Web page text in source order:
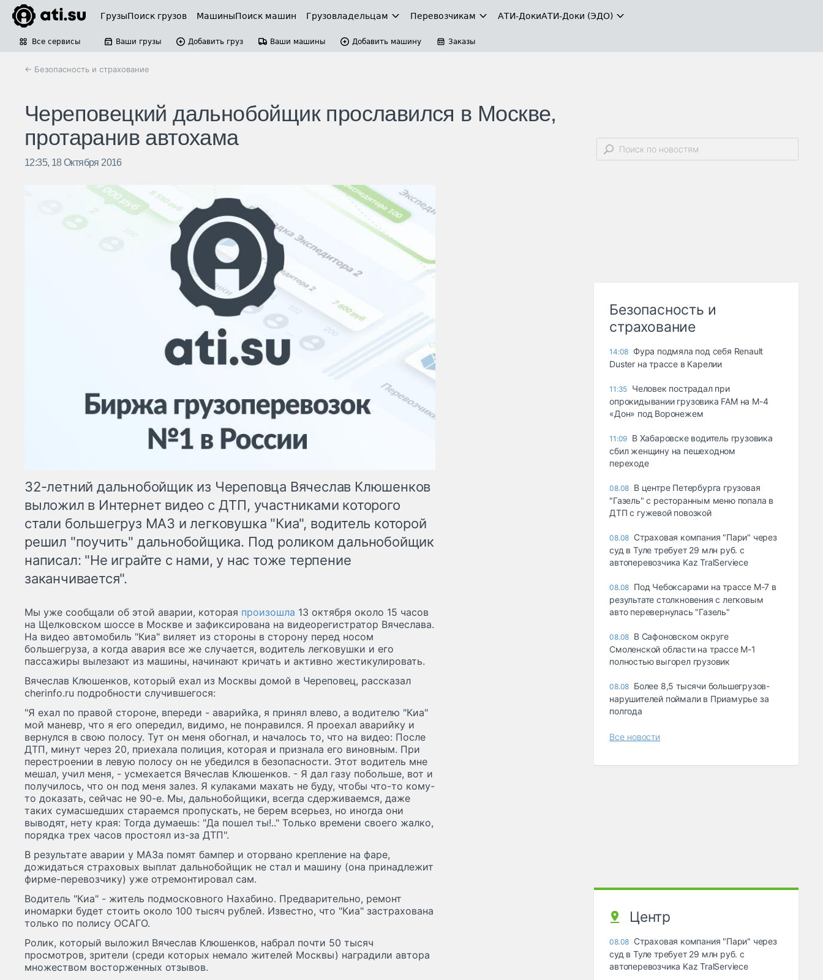
ГрузыПоиск грузов МашиныПоиск машин Грузовладельцам Перевозчикам АТИ-ДокиАТИ-Доки (ЭДО)
Все сервисы Ваши грузы Добавить груз Ваши машины Добавить машину Заказы
← Безопасность и страхование
Череповецкий дальнобойщик прославился в Москве,
протаранив автохама
12:35, 18 Октября 2016
32-летний дальнобойщик из Череповца Вячеслав Клюшенков
выложил в Интернет видео с ДТП, участниками которого
стали большегруз МАЗ и легковушка "Киа", водитель которой
решил "поучить" дальнобойщика. Под роликом дальнобойщик
написал: "Не играйте с нами, у нас тоже терпение
заканчивается".
Мы уже сообщали об этой аварии, которая произошла 13 октября около 15 часов
на Щелковском шоссе в Москве и зафиксирована на видеорегистратор Вячеслава.
На видео автомобиль "Киа" виляет из стороны в сторону перед носом
большегруза, а когда авария все же случается, водитель легковушки и его
пассажиры вылезают из машины, начинают кричать и активно жестикулировать.
Вячеслав Клюшенков, который ехал из Москвы домой в Череповец, рассказал
cherinfo.ru подробности случившегося:
"Я ехал по правой стороне, впереди - аварийка, я принял влево, а водителю "Киа"
мой маневр, что я его опередил, видимо, не понравился. Я проехал аварийку и
вернулся в свою полосу. Тут он меня обогнал, и началось то, что на видео: После
ДТП, минут через 20, приехала полиция, которая и признала его виновным. При
перестроении в левую полосу он не убедился в безопасности. Этот водитель мне
мешал, учил меня, - усмехается Вячеслав Клюшенков. - Я дал газу побольше, вот и
получилось, что он под меня залез. Я кулаками махать не буду, чтобы что-то кому-
то доказать, сейчас не 90-е. Мы, дальнобойщики, всегда сдерживаемся, даже
таких сумасшедших стараемся пропускать, не берем всерьез, но иногда они
выводят, нету края: Тогда думаешь: "Да пошел ты!.." Только времени своего жалко,
порядка трех часов простоял из-за ДТП".
В результате аварии у МАЗа помят бампер и оторвано крепление на фаре,
дожидаться страховых выплат дальнобойщик не стал и машину (она принадлежит
фирме-перевозчику) уже отремонтировал сам.
Водитель "Киа" - житель подмосковного Нахабино. Предварительно, ремонт
иномарки будет стоить около 100 тысяч рублей. Известно, что "Киа" застрахована
только по полису ОСАГО.
Ролик, который выложил Вячеслав Клюшенков, набрал почти 50 тысяч
просмотров, зрители (среди которых немало жителей Москвы) наградили автора
множеством восторженных отзывов.
Безопасность и
страхование
14:08 Фура подмяла под себя Renault
Duster на трассе в Карелии
11:35 Человек пострадал при
опрокидывании грузовика FAM на М-4
«Дон» под Воронежем
11:09 В Хабаровске водитель грузовика
сбил женщину на пешеходном
переходе
08.08 В центре Петербурга грузовая
"Газель" с ресторанным меню попала в
ДТП с гужевой повозкой
08.08 Страховая компания "Пари" через
суд в Туле требует 29 млн руб. с
автоперевозчика Kaz TralServiece
08.08 Под Чебоксарами на трассе М-7 в
результате столкновения с легковым
авто перевернулась "Газель"
08.08 В Сафоновском округе
Смоленской области на трассе М-1
полностью выгорел грузовик
08.08 Более 8,5 тысячи большегрузов-
нарушителей поймали в Приамурье за
полгода
Все новости
Центр
08.08 Страховая компания "Пари" через
суд в Туле требует 29 млн руб. с
автоперевозчика Kaz TralServiece